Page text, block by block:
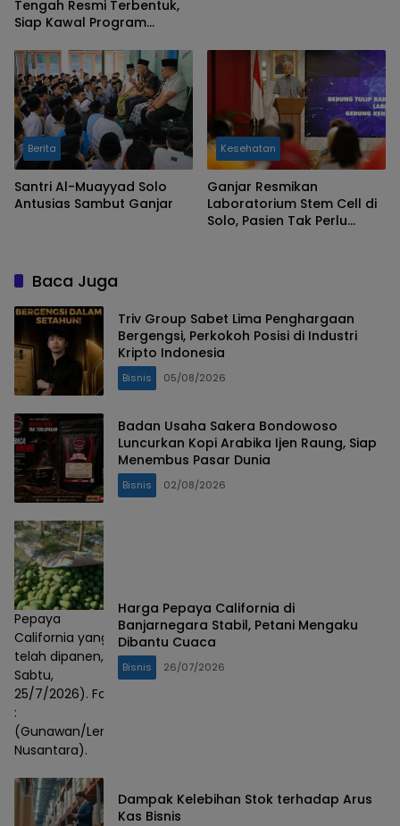
Tengah Resmi Terbentuk,
Siap Kawal Program
Berita
Santri Al-Muayyad Solo
Antusias Sambut Ganjar
Kesehatan
Ganjar Resmikan
Laboratorium Stem Cell di
Solo, Pasien Tak Perlu
Baca Juga
Triv Group Sabet Lima Penghargaan
Bergengsi, Perkokoh Posisi di Industri
Kripto Indonesia
Bisnis 05/08/2026
Badan Usaha Sakera Bondowoso
Luncurkan Kopi Arabika Ijen Raung, Siap
Menembus Pasar Dunia
Bisnis 02/08/2026
Pepaya
California yang
telah dipanen,
Sabtu,
25/7/2026). Foto
:
(Gunawan/Lensa
Nusantara).
Harga Pepaya California di
Banjarnegara Stabil, Petani Mengaku
Dibantu Cuaca
Bisnis 26/07/2026
Dampak Kelebihan Stok terhadap Arus
Kas Bisnis